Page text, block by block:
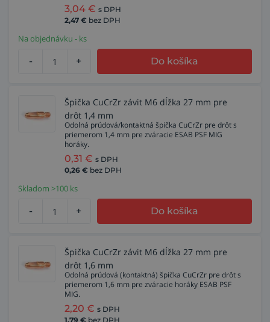
3,04 € s DPH
2,47 € bez DPH
Na objednávku - ks
- + Do košíka
Špička CuCrZr závit M6 dĺžka 27 mm pre
drôt 1,4 mm
Odolná prúdová/kontaktná špička CuCrZr pre drôt s
priemerom 1,4 mm pre zváracie ESAB PSF MIG
horáky.
0,31 € s DPH
0,26 € bez DPH
Skladom >100 ks
- + Do košíka
Špička CuCrZr závit M6 dĺžka 27 mm pre
drôt 1,6 mm
Odolná prúdová (kontaktná) špička CuCrZr pre drôt s
priemerom 1,6 mm pre zváracie horáky ESAB PSF
MIG.
2,20 € s DPH
1,79 € bez DPH